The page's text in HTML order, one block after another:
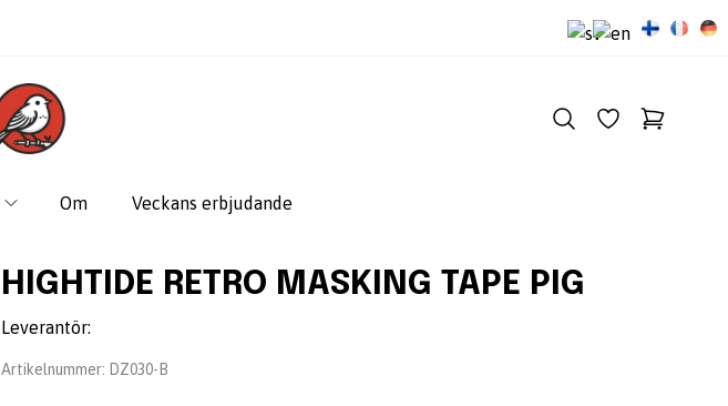
Om Veckans erbjudande
HIGHTIDE RETRO MASKING TAPE PIG
Leverantör:
Artikelnummer: DZ030-B